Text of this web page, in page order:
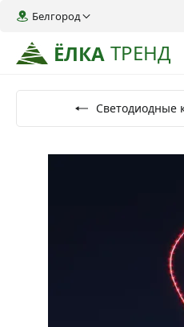
ЁЛКА ТРЕНД
Белгород
Светодиодные